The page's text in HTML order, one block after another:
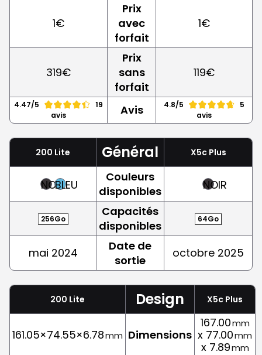
1€
Prix
avec
forfait
1€
319€
Prix
sans
forfait
119€
4.47/5
19
avis
Avis 4.8/5
5
avis
200 Lite Général X5c Plus
NOIRBLEU
Couleurs
disponibles
NOIR
256Go
Capacités
disponibles
64Go
mai 2024
Date de
sortie
octobre 2025
200 Lite Design X5c Plus
161.05×74.55×6.78mm Dimensions
167.00mm
x 77.00mm
x 7.89mm